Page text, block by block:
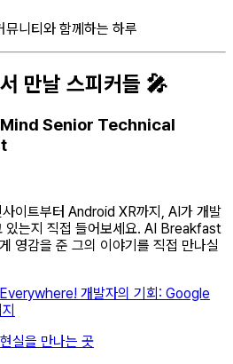
니티와 함께하는 하루
만날 스피커들 🎤
Senior Technical
이트부터 Android XR까지, AI가 개발
있는지 직접 들어보세요. AI Breakfast
영감을 준 그의 이야기를 직접 만나실
개발자의 기회: Google
실을 만나는 곳